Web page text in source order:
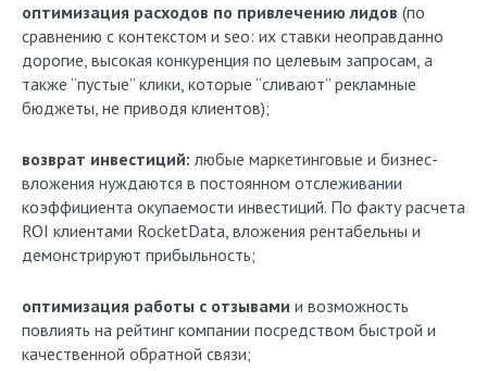
оптимизация расходов по привлечению лидов (по
сравнению с контекстом и seo: их ставки неоправданно
дорогие, высокая конкуренция по целевым запросам, а
также “пустые” клики, которые “сливают” рекламные
бюджеты, не приводя клиентов);
возврат инвестиций: любые маркетинговые и бизнес-
вложения нуждаются в постоянном отслеживании
коэффициента окупаемости инвестиций. По факту расчета
ROI клиентами RocketData, вложения рентабельны и
демонстрируют прибыльность;
оптимизация работы с отзывами и возможность
повлиять на рейтинг компании посредством быстрой и
качественной обратной связи;